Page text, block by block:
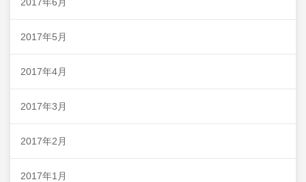
2017年5月
2017年4月
2017年3月
2017年2月
2017年1月